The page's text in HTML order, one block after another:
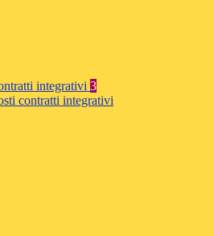
integrativi 3
contratti integrativi